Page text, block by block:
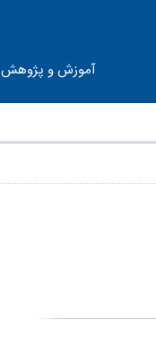
آموزش و پژوهش